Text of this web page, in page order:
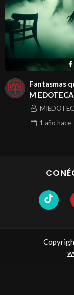
Fantasmas
1 año hace